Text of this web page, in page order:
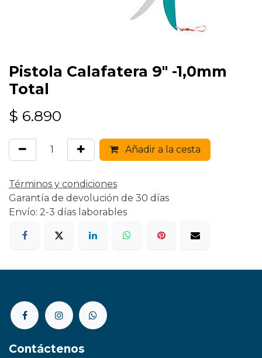
Pistola Calafatera 9" -1,0mm
Total
$ 6.890
Añadir a la cesta
Términos y condiciones
Garantía de devolución de 30 días
Envío: 2-3 días laborables
Contáctenos